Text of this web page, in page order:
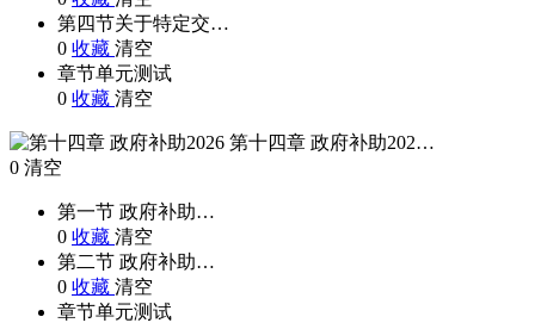
第四节关于特定交…
0 收藏 清空
章节单元测试
0 收藏 清空
第十四章 政府补助202…
0 清空
第一节 政府补助…
0 收藏 清空
第二节 政府补助…
0 收藏 清空
章节单元测试